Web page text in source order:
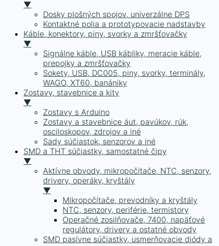
▼
Dosky plošných spojov, univerzálne DPS
Kontaktné polia a prototypovacie nadstavby
Káble, konektory, piny, svorky a zmršťovačky
▼
Signálne káble, USB kábliky, meracie káble,
prepojky a zmršťovačky
Sokety, USB, DC005, piny, svorky, terminály,
WAGO, XT60, banániky
Zostavy, stavebnice a kity
▼
Zostavy s Arduino
Zostavy a stavebnice áut, pavúkov, rúk,
osciloskopov, zdrojov a iné
Sady súčiastok, senzorov a iné
SMD a THT súčiastky, samostatné čipy
▼
Aktívne obvody, mikropočítače, NTC, senzory,
drivery, operáky, kryštály
▼
Mikropočítače, prevodníky a kryštály
NTC, senzory, periférie, termistory
Operačné zosilňovače, 7400, napäťové
regulátory, drivery a ostatné obvody
SMD pasívne súčiastky, usmerňovacie diódy a